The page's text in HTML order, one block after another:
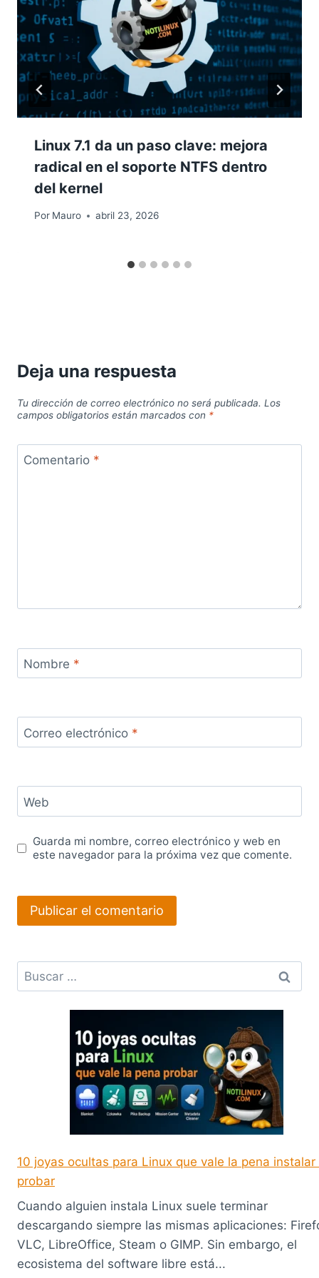
Linux 7.1 da un paso clave: mejora
radical en el soporte NTFS dentro
del kernel
Por Mauro abril 23, 2026
Deja una respuesta
Tu dirección de correo electrónico no será publicada. Los
campos obligatorios están marcados con *
Comentario *
Nombre *
Correo electrónico *
Web
Guarda mi nombre, correo electrónico y web en
este navegador para la próxima vez que comente.
Buscar:
10 joyas ocultas para Linux que vale la pena instalar
probar
Cuando alguien instala Linux suele terminar
descargando siempre las mismas aplicaciones:
VLC, LibreOffice, Steam o GIMP. Sin embargo, el
ecosistema del software libre está...